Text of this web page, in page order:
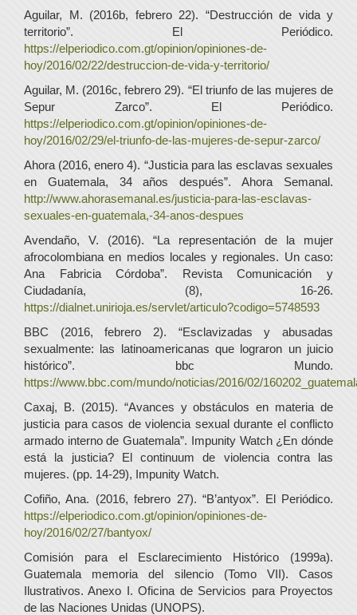
Aguilar, M. (2016b, febrero 22). “Destrucción de vida y
territorio”. El Periódico.
https://elperiodico.com.gt/opinion/opiniones-de-
hoy/2016/02/22/destruccion-de-vida-y-territorio/
Aguilar, M. (2016c, febrero 29). “El triunfo de las mujeres de
Sepur Zarco”. El Periódico.
https://elperiodico.com.gt/opinion/opiniones-de-
hoy/2016/02/29/el-triunfo-de-las-mujeres-de-sepur-zarco/
Ahora (2016, enero 4). “Justicia para las esclavas sexuales
en Guatemala, 34 años después”. Ahora Semanal.
http://www.ahorasemanal.es/justicia-para-las-esclavas-
sexuales-en-guatemala,-34-anos-despues
Avendaño, V. (2016). “La representación de la mujer
afrocolombiana en medios locales y regionales. Un caso:
Ana Fabricia Córdoba”. Revista Comunicación y
Ciudadanía, (8), 16-26.
https://dialnet.unirioja.es/servlet/articulo?codigo=5748593
BBC (2016, febrero 2). “Esclavizadas y abusadas
sexualmente: las latinoamericanas que lograron un juicio
histórico”. bbc Mundo.
https://www.bbc.com/mundo/noticias/2016/02/
Caxaj, B. (2015). “Avances y obstáculos en materia de
justicia para casos de violencia sexual durante el conflicto
armado interno de Guatemala”. Impunity Watch ¿En dónde
está la justicia? El continuum de violencia contra las
mujeres. (pp. 14-29), Impunity Watch.
Cofiño, Ana. (2016, febrero 27). “B’antyox”. El Periódico.
https://elperiodico.com.gt/opinion/opiniones-de-
hoy/2016/02/27/bantyox/
Comisión para el Esclarecimiento Histórico (1999a).
Guatemala memoria del silencio (Tomo VII). Casos
Ilustrativos. Anexo I. Oficina de Servicios para Proyectos
de las Naciones Unidas (UNOPS).